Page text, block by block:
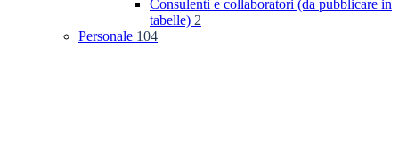
Consulenti e collaboratori (da pubblicare in
tabelle) 2
Personale 104